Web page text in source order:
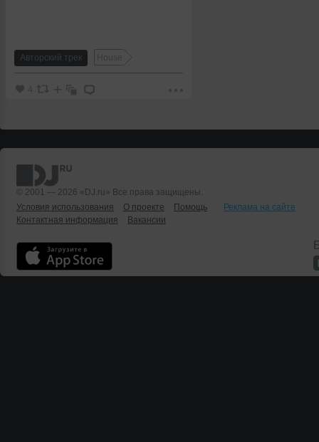
Авторский трек House
© 2001 — 2026 «DJ.ru» Все права защищены.
Условия использования
О проекте Помощь
Реклама на сайте
Контактная информация
Вакансии